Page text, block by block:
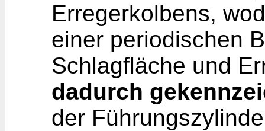
Erregerkolbens,
einer periodischen
Schlagfläche und
dadurch
der